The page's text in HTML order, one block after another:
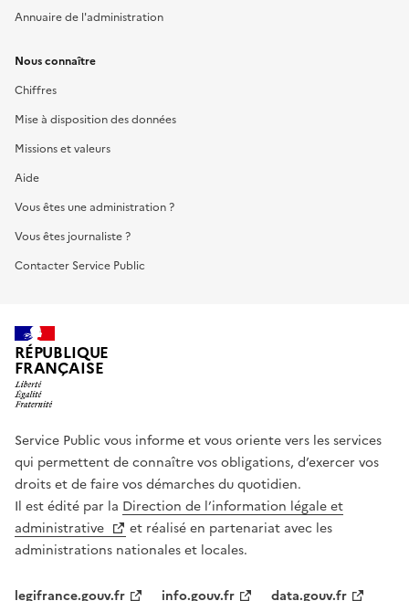
Annuaire de l'administration
Nous connaître
Chiffres
Mise à disposition des données
Missions et valeurs
Aide
Vous êtes une administration ?
Vous êtes journaliste ?
Contacter Service Public
RÉPUBLIQUE
FRANÇAISE
Service Public vous informe et vous oriente vers les services
qui permettent de connaître vos obligations, d’exercer vos
droits et de faire vos démarches du quotidien.
Il est édité par la Direction de l’information légale et
administrative
et réalisé en partenariat avec les
administrations nationales et locales.
legifrance.gouv.fr info.gouv.fr data.gouv.fr